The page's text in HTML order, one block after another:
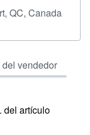
QC, Canada
vendedor
del artículo